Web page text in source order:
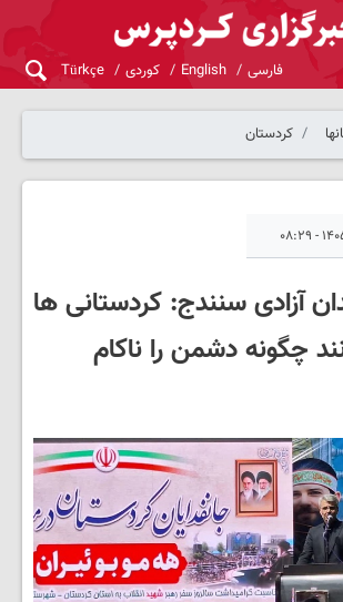
فارسی English کوردی Türkçe
کردستان
آزادی سنندج: کردستانی‌ ها
چگونه دشمن را ناکام